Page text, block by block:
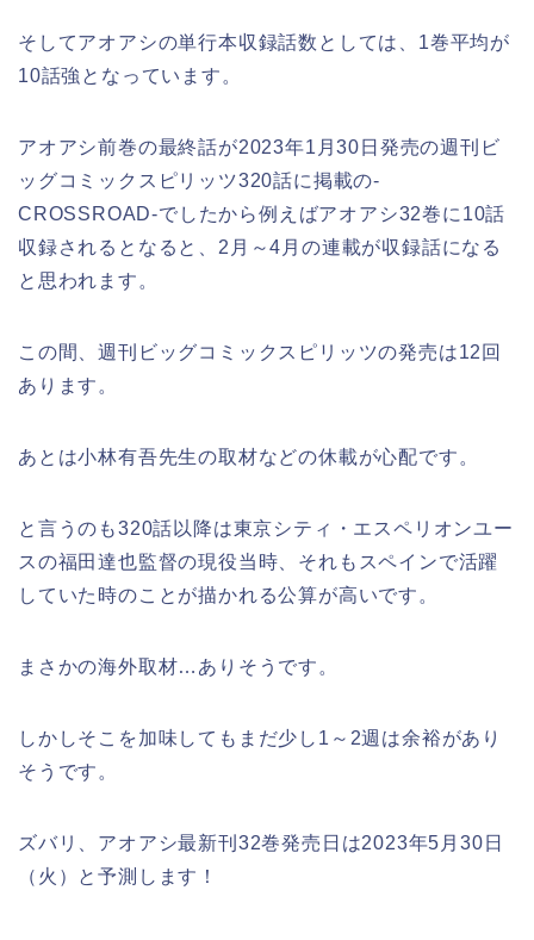
そしてアオアシの単行本収録話数としては、1巻平均が
10話強となっています。
アオアシ前巻の最終話が2023年1月30日発売の週刊ビ
ッグコミックスピリッツ320話に掲載の-
CROSSROAD-でしたから例えばアオアシ32巻に10話
収録されるとなると、2月～4月の連載が収録話になる
と思われます。
この間、週刊ビッグコミックスピリッツの発売は12回
あります。
あとは小林有吾先生の取材などの休載が心配です。
と言うのも320話以降は東京シティ・エスペリオンユー
スの福田達也監督の現役当時、それもスペインで活躍
していた時のことが描かれる公算が高いです。
まさかの海外取材…ありそうです。
しかしそこを加味してもまだ少し1～2週は余裕があり
そうです。
ズバリ、アオアシ最新刊32巻発売日は2023年5月30日
（火）と予測します！